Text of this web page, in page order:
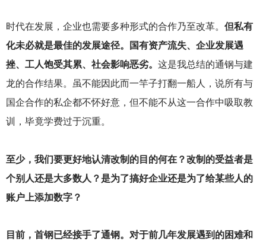
时代在发展，企业也需要多种形式的合作乃至改革。 但私有
化未必就是最佳的发展途径。国有资产流失、企业发展遇
挫、工人饱受其累、社会影响恶劣。 这是我总结的通钢与建
龙的合作结果。虽不能因此而一竿子打翻一船人，说所有与
国企合作的私企都不怀好意，但不能不从这一合作中吸取教
训，毕竟学费过于沉重。
至少，我们要更好地认清改制的目的何在？改制的受益者是
个别人还是大多数人？是为了搞好企业还是为了给某些人的
账户上添加数字？
目前，首钢已经接手了通钢。对于前几年发展遇到的困难和